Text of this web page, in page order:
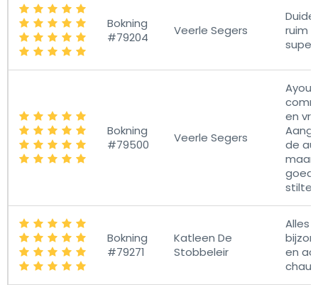
Bokning
#79204
Veerle Segers
ruim
Bokning
#79500
Veerle Segers
en
de
maar
goed
stilte
Bokning
#79271
Katleen De
Stobbeleir
Alles
en